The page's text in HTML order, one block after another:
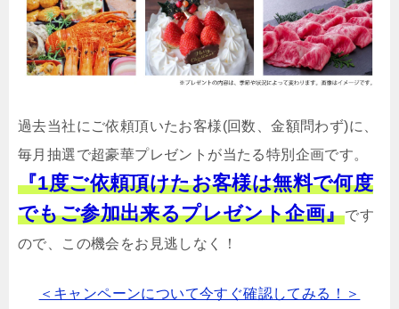
過去当社にご依頼頂いたお客様(回数、金額問わず)に、
毎月抽選で超豪華プレゼントが当たる特別企画です。
『1度ご依頼頂けたお客様は無料で何度
でもご参加出来るプレゼント企画』です
ので、この機会をお見逃しなく！
＜キャンペーンについて今すぐ確認してみる！＞